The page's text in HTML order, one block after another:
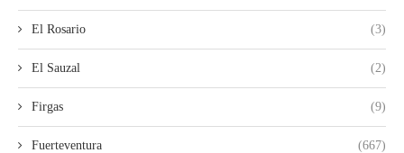
El Rosario (3)
El Sauzal (2)
Firgas (9)
Fuerteventura (667)